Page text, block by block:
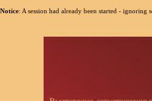
Notice: A session had already been started - ignoring